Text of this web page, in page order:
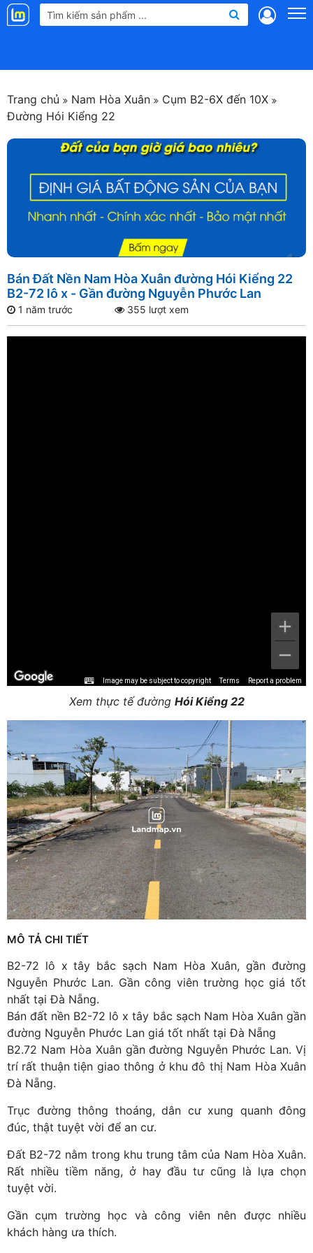
Landmap
Trang chủ Nam Hòa Xuân
Cụm B2-6X đến 10X
Đường Hói Kiểng 22
Bán Đất Nền Nam Hòa Xuân đường Hói Kiểng 22
B2-72 lô x - Gần đường Nguyễn Phước Lan
1 năm trước 355 lượt xem
Image may be subject to copyright Terms Report a problem
Xem thực tế đường Hói Kiểng 22
MÔ TẢ CHI TIẾT
B2-72 lô x tây bắc sạch Nam Hòa Xuân, gần đường
Nguyễn Phước Lan. Gần công viên trường học giá tốt
nhất tại Đà Nẵng.
Bán đất nền B2-72 lô x tây bắc sạch Nam Hòa Xuân gần
đường Nguyễn Phước Lan giá tốt nhất tại Đà Nẵng
B2.72 Nam Hòa Xuân gần đường Nguyễn Phước Lan. Vị
trí rất thuận tiện giao thông ở khu đô thị Nam Hòa Xuân
Đà Nẵng.
Trục đường thông thoáng, dân cư xung quanh đông
đúc, thật tuyệt vời để an cư.
Đất B2-72 nằm trong khu trung tâm của Nam Hòa Xuân.
Rất nhiều tiềm năng, ở hay đầu tư cũng là lựa chọn
tuyệt vời.
Gần cụm trường học và công viên nên được nhiều
khách hàng ưa thích.